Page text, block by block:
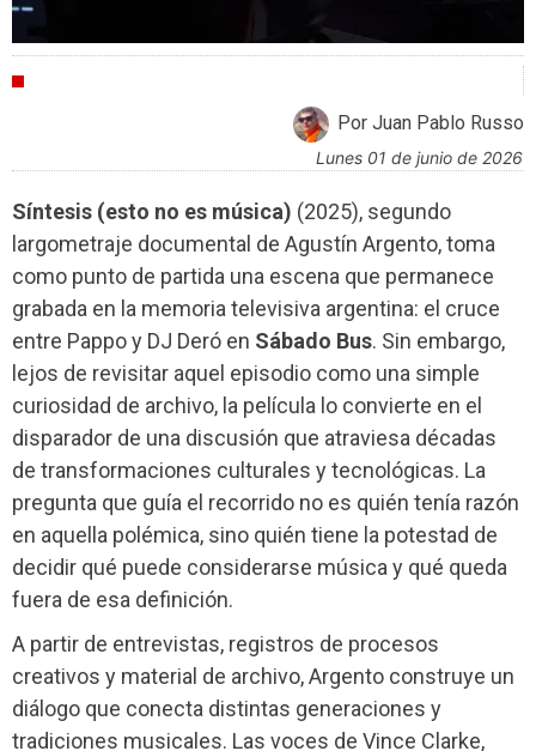
Por Juan Pablo Russo
lunes 01 de junio de 2026
Síntesis (esto no es música) (2025), segundo
largometraje documental de Agustín Argento, toma
como punto de partida una escena que permanece
grabada en la memoria televisiva argentina: el cruce
entre Pappo y DJ Deró en Sábado Bus. Sin embargo,
lejos de revisitar aquel episodio como una simple
curiosidad de archivo, la película lo convierte en el
disparador de una discusión que atraviesa décadas
de transformaciones culturales y tecnológicas. La
pregunta que guía el recorrido no es quién tenía razón
en aquella polémica, sino quién tiene la potestad de
decidir qué puede considerarse música y qué queda
fuera de esa definición.
A partir de entrevistas, registros de procesos
creativos y material de archivo, Argento construye un
diálogo que conecta distintas generaciones y
tradiciones musicales. Las voces de Vince Clarke,